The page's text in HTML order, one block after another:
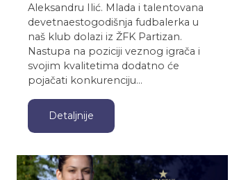
Aleksandru Ilić. Mlada i talentovana
devetnaestogodišnja fudbalerka u
naš klub dolazi iz ŽFK Partizan.
Nastupa na poziciji veznog igrača i
svojim kvalitetima dodatno će
pojačati konkurenciju…
Detaljnije